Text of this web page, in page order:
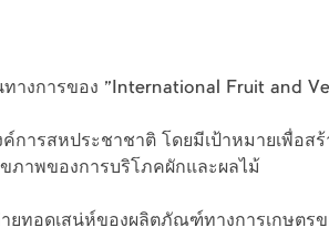
างการของ "International Fruit and
ารสหประชาชาติ โดยมีเป้าหมายเพื่อสร้
ภาพของการบริโภคผักและผลไม้
ยทอดเสน่ห์ของผลิตภัณฑ์ทางการเกษตร